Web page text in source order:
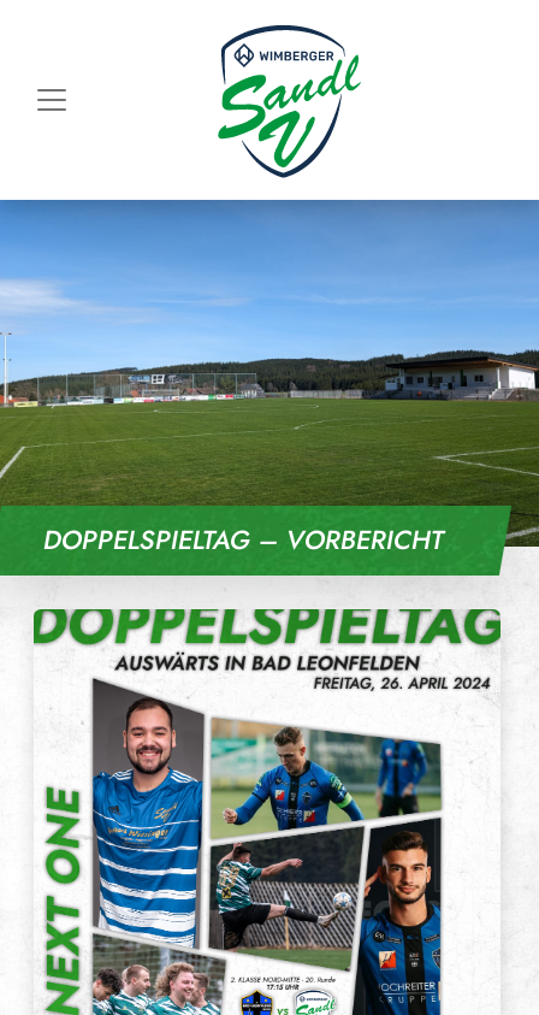
DOPPELSPIELTAG – VORBERICHT